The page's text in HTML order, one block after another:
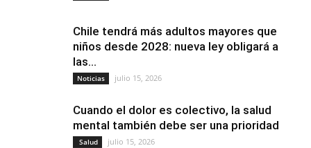
Chile tendrá más adultos mayores que
niños desde 2028: nueva ley obligará a
las...
Noticias julio 15, 2026
Cuando el dolor es colectivo, la salud
mental también debe ser una prioridad
Salud julio 15, 2026